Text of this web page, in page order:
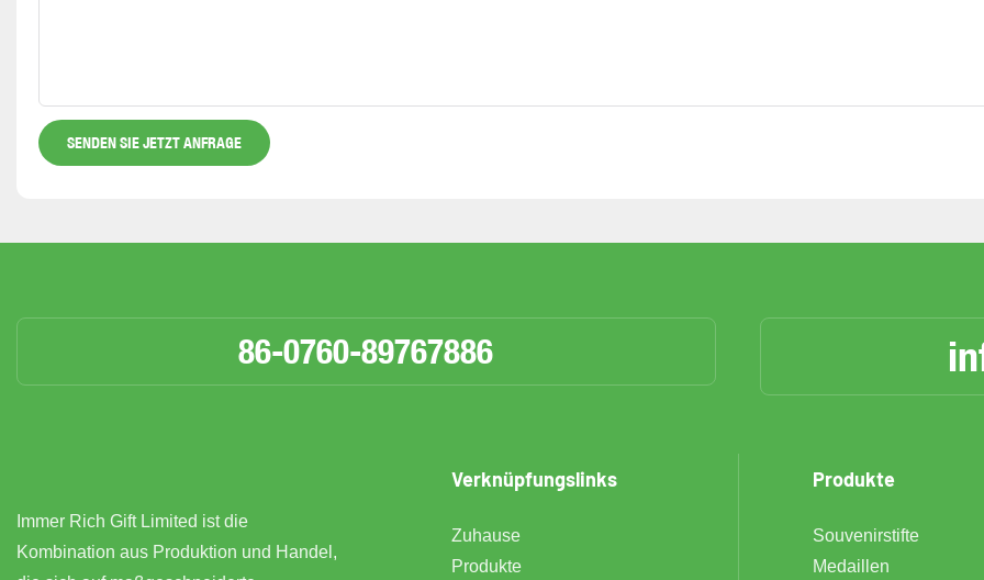
SENDEN SIE JETZT ANFRAGE
86-0760-89767886
Immer Rich Gift Limited ist die
Kombination aus Produktion und Handel,
Verknüpfungslinks
Zuhause
Produkte
Produkte
Souvenirstifte
Medaillen